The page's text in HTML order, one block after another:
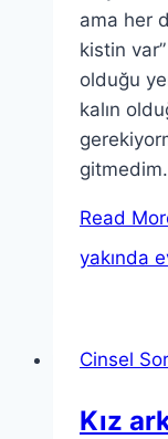
ama her
kistin
olduğu
kalın
Read
yakında
Cinsel
Kız